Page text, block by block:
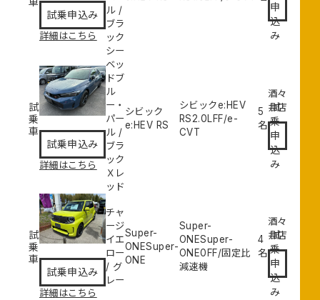
試乗申込み
詳細はこちら
ル/
ブラ
ック
申
込
み
試
乗
車
試乗申込み
詳細はこちら
シー
ベッ
ドブ
ル
ー・
パー
ル/
ブラ
ック
Ｘレ
ッド
シビック
e:HEV RS
シビックe:HEV
RS2.0LFF/e-
CVT
5
名
酒々
井店
試
乗
申
込
み
試
乗
車
試乗申込み
詳細はこちら
チャ
ージ
イエ
ロー
/ グ
レー
Super-
ONESuper-
ONE
Super-
ONESuper-
ONE0 FF/固定比
減速機
4
名
酒々
井店
試
乗
申
込
み